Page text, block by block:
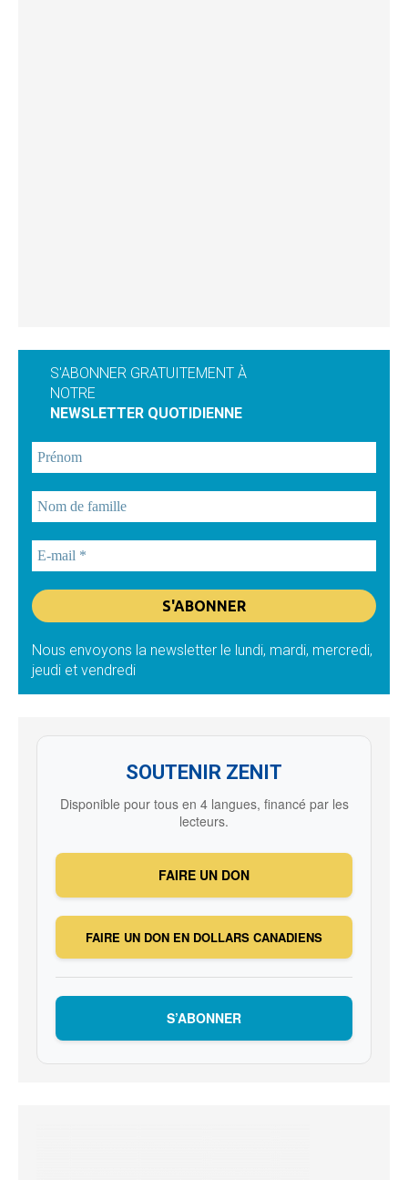
S'ABONNER GRATUITEMENT À
NOTRE
NEWSLETTER QUOTIDIENNE
Nous envoyons la newsletter le lundi, mardi, mercredi,
jeudi et vendredi
SOUTENIR ZENIT
Disponible pour tous en 4 langues, financé par les
lecteurs.
FAIRE UN DON
FAIRE UN DON EN DOLLARS CANADIENS
S’ABONNER